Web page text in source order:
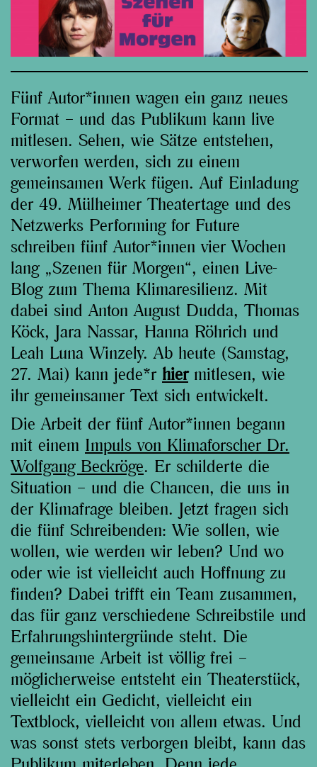
Fünf Autor*innen wagen ein ganz neues
Format – und das Publikum kann live
mitlesen. Sehen, wie Sätze entstehen,
verworfen werden, sich zu einem
gemeinsamen Werk fügen. Auf Einladung
der 49. Mülheimer Theatertage und des
Netzwerks Performing for Future
schreiben fünf Autor*innen vier Wochen
lang „Szenen für Morgen“, einen Live-
Blog zum Thema Klimaresilienz. Mit
dabei sind Anton August Dudda, Thomas
Köck, Jara Nassar, Hanna Röhrich und
Leah Luna Winzely. Ab heute (Samstag,
27. Mai) kann jede*r hiermitlesen, wie
ihr gemeinsamer Text sich entwickelt.
Die Arbeit der fünf Autor*innen begann
mit einem Impuls von Klimaforscher Dr.
Wolfgang Beckröge. Er schilderte die
Situation – und die Chancen, die uns in
der Klimafrage bleiben. Jetzt fragen sich
die fünf Schreibenden: Wie sollen, wie
wollen, wie werden wir leben? Und wo
oder wie ist vielleicht auch Hoffnung zu
finden? Dabei trifft ein Team zusammen,
das für ganz verschiedene Schreibstile und
Erfahrungshintergründe steht. Die
gemeinsame Arbeit ist völlig frei –
möglicherweise entsteht ein Theaterstück,
vielleicht ein Gedicht, vielleicht ein
Textblock, vielleicht von allem etwas. Und
was sonst stets verborgen bleibt, kann das